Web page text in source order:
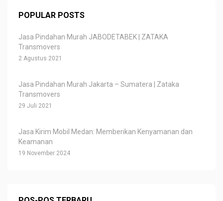
POPULAR POSTS
Jasa Pindahan Murah JABODETABEK | ZATAKA
Transmovers
2 Agustus 2021
Jasa Pindahan Murah Jakarta – Sumatera | Zataka
Transmovers
29 Juli 2021
Jasa Kirim Mobil Medan: Memberikan Kenyamanan dan
Keamanan
19 November 2024